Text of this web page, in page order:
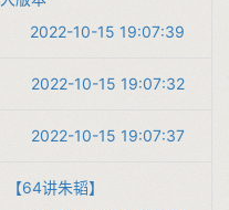
2022-10-15 19:07:39
2022-10-15 19:07:32
2022-10-15 19:07:37
64讲朱韬】